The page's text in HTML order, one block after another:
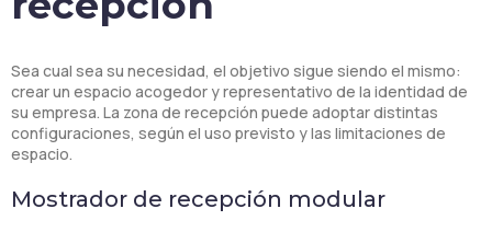
Sea cual sea su necesidad, el objetivo sigue siendo el mismo:
crear un espacio acogedor y representativo de la identidad de
su empresa. La zona de recepción puede adoptar distintas
configuraciones, según el uso previsto y las limitaciones de
espacio.
Mostrador de recepción modular